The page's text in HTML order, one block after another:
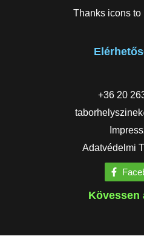
Thanks icons to
+36 20
Adatvédelmi
Kövessen